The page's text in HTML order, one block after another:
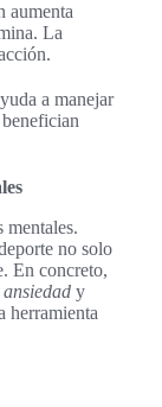
aumenta
La
a manejar
mentales.
no solo
En concreto,
ansiedad y
herramienta